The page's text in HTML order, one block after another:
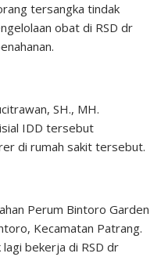
tersangka tindak
obat di RSD dr
SH., MH.
IDD tersebut
di rumah sakit tersebut.
Perum Bintoro Garden
Kecamatan Patrang.
bekerja di RSD dr